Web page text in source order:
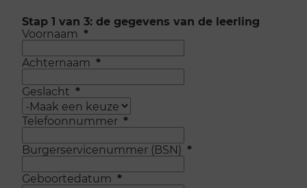
Stap 1 van 3: de gegevens van de leerling
Voornaam *
Achternaam *
Geslacht *
Telefoonnummer *
Burgerservicenummer (BSN) *
Geboortedatum *